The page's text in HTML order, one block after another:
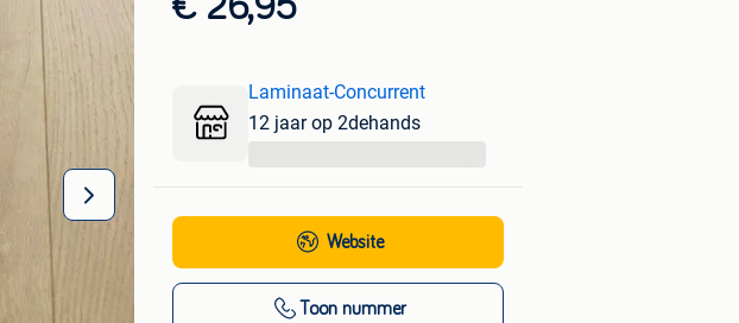
€ 26,95
Laminaat-Concurrent
12 jaar op 2dehands
Website
Toon nummer